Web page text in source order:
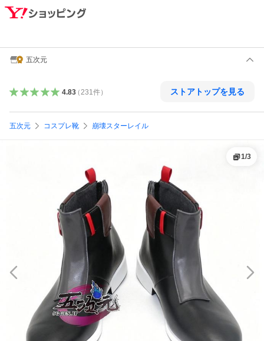
五次元
4.83（ 231件） ストアトップを見る
五次元 コスプレ靴 崩壊スターレイル
1/3